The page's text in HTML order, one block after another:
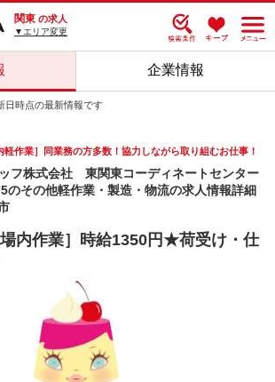
関東 の求人
▼エリア変更
企業情報
日時点の最新情報です
作業］同業務の方多数！協力しながら取り組むお仕事！
フ株式会社 東関東コーディネートセンター
のその他軽作業・製造・物流の求人情報詳細
場内作業］時給1350円★荷受け・仕